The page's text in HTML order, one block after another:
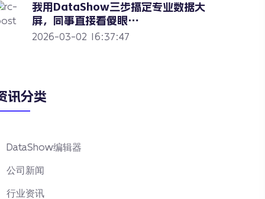
我用DataShow三步搞定专业数据大
屏，同事直接看傻眼…
2026-03-02 16:37:47
讯分类
DataShow编辑器
公司新闻
行业资讯